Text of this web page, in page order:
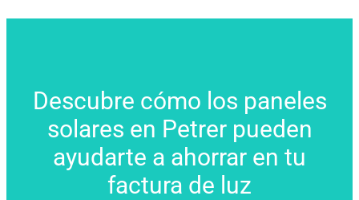
Descubre cómo los paneles
solares en Petrer pueden
ayudarte a ahorrar en tu
factura de luz